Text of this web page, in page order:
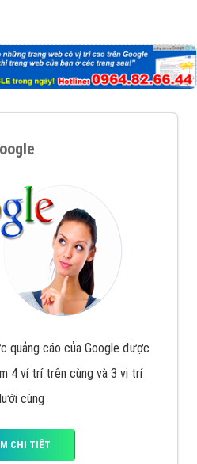
quảng cáo của Google được
4 ví trí trên cùng và 3 vị trí
cùng
CHI TIẾT